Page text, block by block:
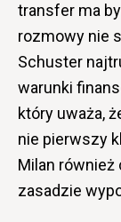
transfer ma
rozmowy nie
Schuster
warunki
który uważa,
nie pierwszy
Milan również
zasadzie